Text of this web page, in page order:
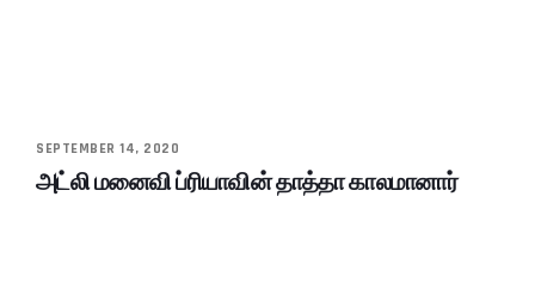
SEPTEMBER 14, 2020
அட்லி மனைவி ப்ரியாவின் தாத்தா காலமானார்